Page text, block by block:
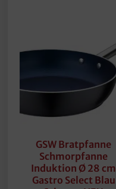
GSW Bratpfanne
Schmorpfanne
Induktion Ø 28 cm
Gastro Select Blau